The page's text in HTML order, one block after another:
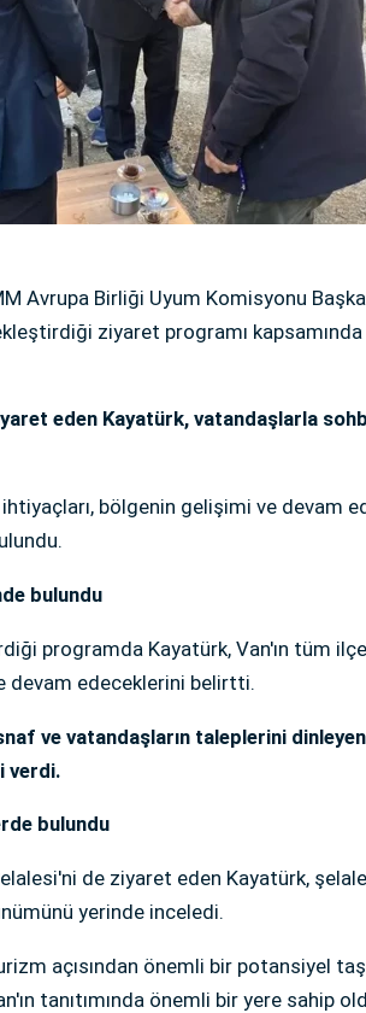
Avrupa Birliği Uyum Komisyonu
ziyaret programı
eden Kayatürk, vatandaşlarla
bölgenin gelişimi ve devam
bulundu
programda Kayatürk, Van'ın tüm
devam edeceklerini belirtti.
ve vatandaşların taleplerini
verdi.
bulundu
de ziyaret eden Kayatürk,
yerinde inceledi.
açısından önemli bir potansiyel
tanıtımında önemli bir yere sahip